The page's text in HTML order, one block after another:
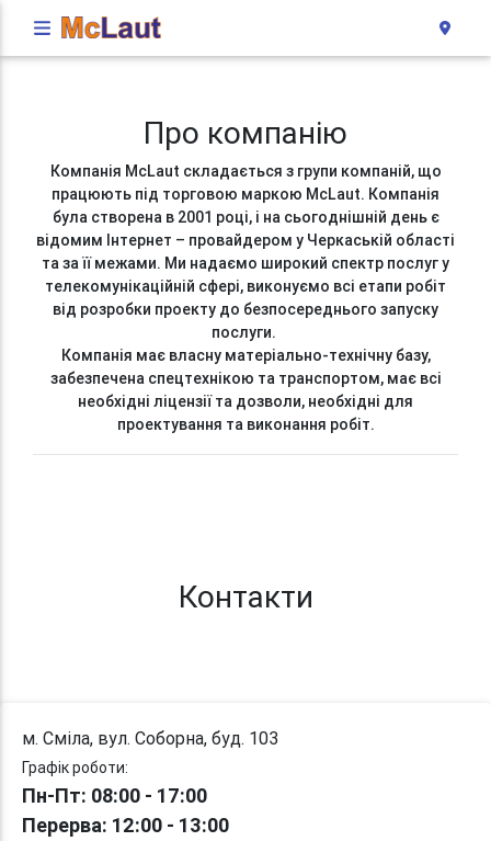
Про компанію
Компанія McLaut складається з групи компаній, що
працюють під торговою маркою McLaut. Компанія
була створена в 2001 році, і на сьогоднішній день є
відомим Інтернет – провайдером у Черкаській області
та за її межами. Ми надаємо широкий спектр послуг у
телекомунікаційній сфері, виконуємо всі етапи робіт
від розробки проекту до безпосереднього запуску
послуги.
Компанія має власну матеріально-технічну базу,
забезпечена спецтехнікою та транспортом, має всі
необхідні ліцензії та дозволи, необхідні для
проектування та виконання робіт.
Контакти
м. Сміла, вул. Соборна, буд. 103
Графік роботи:
Пн-Пт: 08:00 - 17:00
Перерва: 12:00 - 13:00